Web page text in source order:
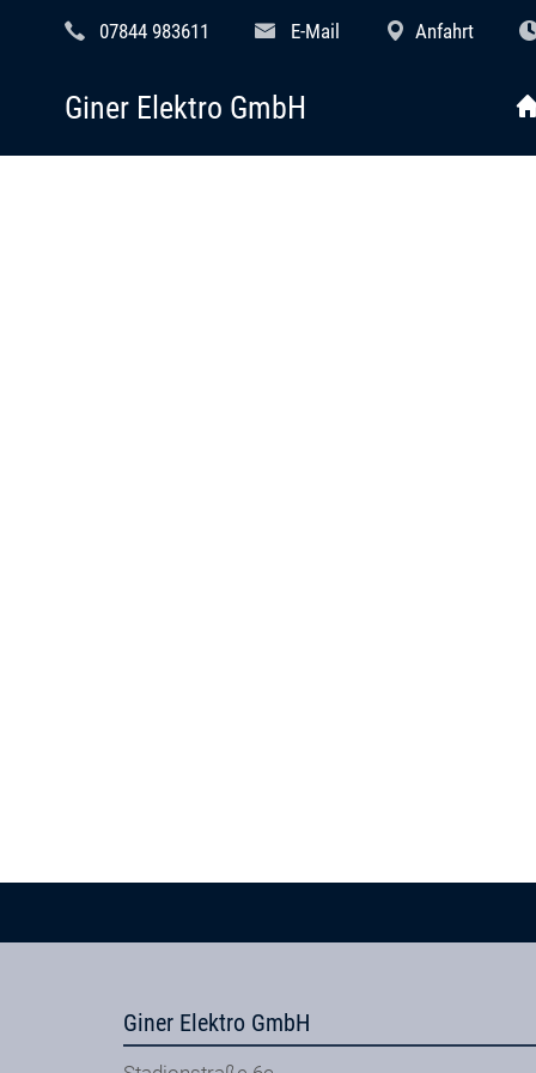
07844 983611 E-Mail Anfahrt
Giner Elektro GmbH
Giner Elektro GmbH